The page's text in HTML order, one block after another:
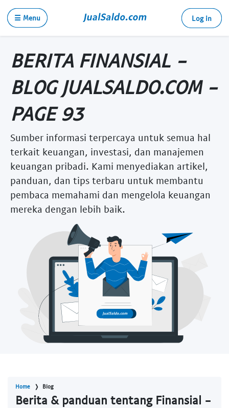
☰ Menu Log in
BERITA FINANSIAL -
BLOG JUALSALDO.COM -
PAGE 93
Sumber informasi terpercaya untuk semua hal
terkait keuangan, investasi, dan manajemen
keuangan pribadi. Kami menyediakan artikel,
panduan, dan tips terbaru untuk membantu
pembaca memahami dan mengelola keuangan
mereka dengan lebih baik.
Home Blog
Berita & panduan tentang Finansial -